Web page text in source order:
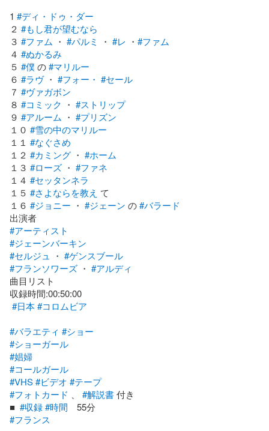
1 #ディ・ドゥ・ダー
２ #もし君が望むなら
３ #ファム ・ #パルミ ・ #レ ・ #ファム
４ #ぬかるみ
５ #僕 の #マリルー
６ #ラヴ ・ #フォー・ #セール
７ #ヴァガボン
８ #コミック ・ #ストリップ
９ #アルーム ・ #プリズン
１０ #雪の中のマリルー
１１ #なぐさめ
１２ #カミング ・ #ホーム
１３ #ローズ ・ #ファネ
１４ #セッタンネラ
１５ #さよならを教え て
１６ #ジョニー ・ #ジェーン の #バラード
#アーティスト
#ジェーンバーキン
#セルジュ
・ #ゲンスブール
#フランソワーズ ・ #アルディ
曲目リスト
収録時間:00:50:00
#日本#コロムビア
#バラエティ #ショー
#ショーガール
#娼婦
#コールガール
#VHS#ビデオ #テープ
#フォトカード
#解説書 付き
■ #収録#時間
#フランス